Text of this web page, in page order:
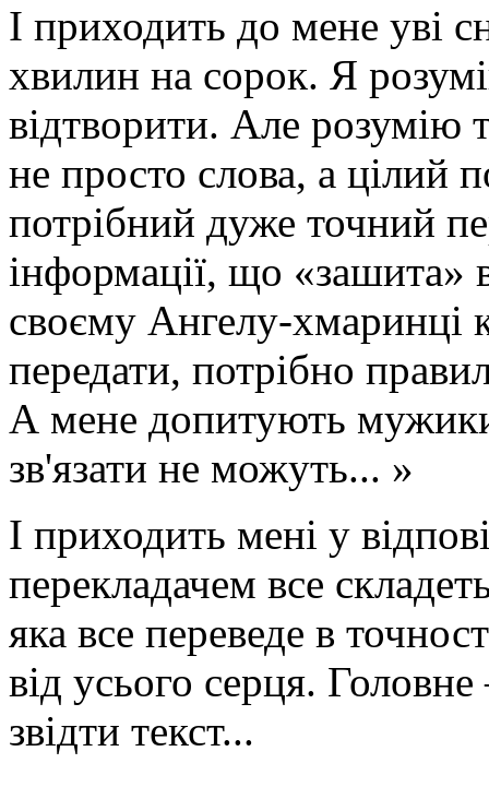
І приходить до мене уві
хвилин на сорок. Я
відтворити. Але розумію
не просто слова, а цілий
потрібний дуже точний
інформації, що «зашита»
своєму Ангелу-хмаринці
передати, потрібно
А мене допитують
зв'язати не можуть... »
І приходить мені у
перекладачем все
яка все переведе в
від усього серця.
звідти текст...